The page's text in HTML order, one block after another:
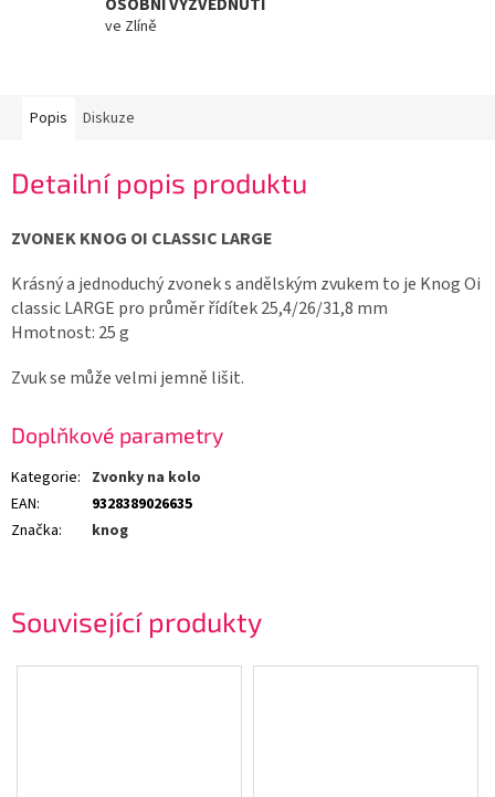
ve Zlíně
Související produkty
Popis Diskuze
Detailní popis produktu
ZVONEK KNOG OI CLASSIC LARGE
Krásný a jednoduchý zvonek s andělským zvukem to je Knog Oi
classic LARGE pro průměr řídítek 25,4/26/31,8 mm
Hmotnost: 25 g
Zvuk se může velmi jemně lišit.
Doplňkové parametry
Kategorie: Zvonky na kolo
EAN:
9328389026635
Značka: knog